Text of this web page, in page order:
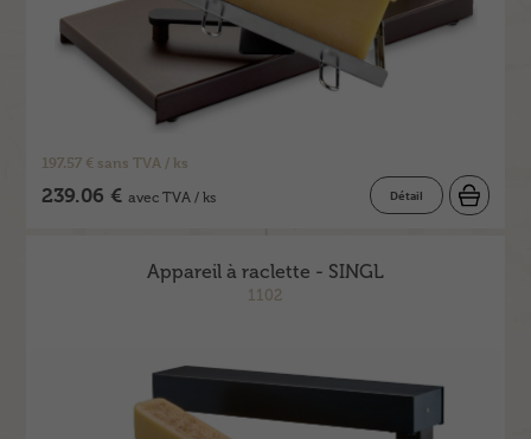
197.57 € sans TVA / ks
239.06 €avec TVA / ks Détail
Appareil à raclette - SINGL
1102